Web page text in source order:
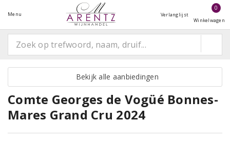
Menu Verlanglijst
0
Winkelwagen
Bekijk alle aanbiedingen
Comte Georges de Vogüé Bonnes-
Mares Grand Cru 2024